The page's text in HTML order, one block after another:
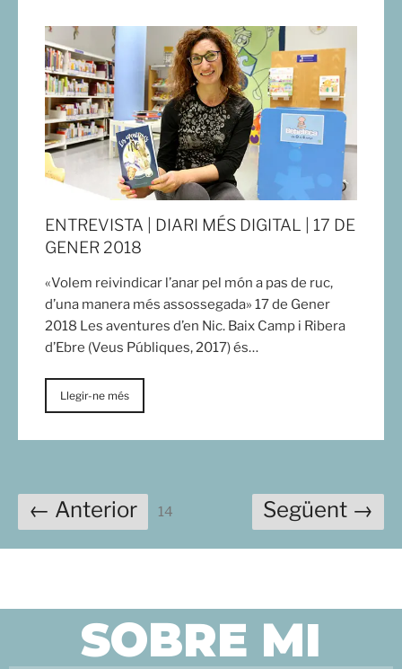
ENTREVISTA | DIARI MÉS DIGITAL | 17 DE
GENER 2018
«Volem reivindicar l’anar pel món a pas de ruc,
d’una manera més assossegada» 17 de Gener
2018 Les aventures d’en Nic. Baix Camp i Ribera
d’Ebre (Veus Públiques, 2017) és…
Llegir-ne més
← Anterior 14 Següent →
SOBRE MI